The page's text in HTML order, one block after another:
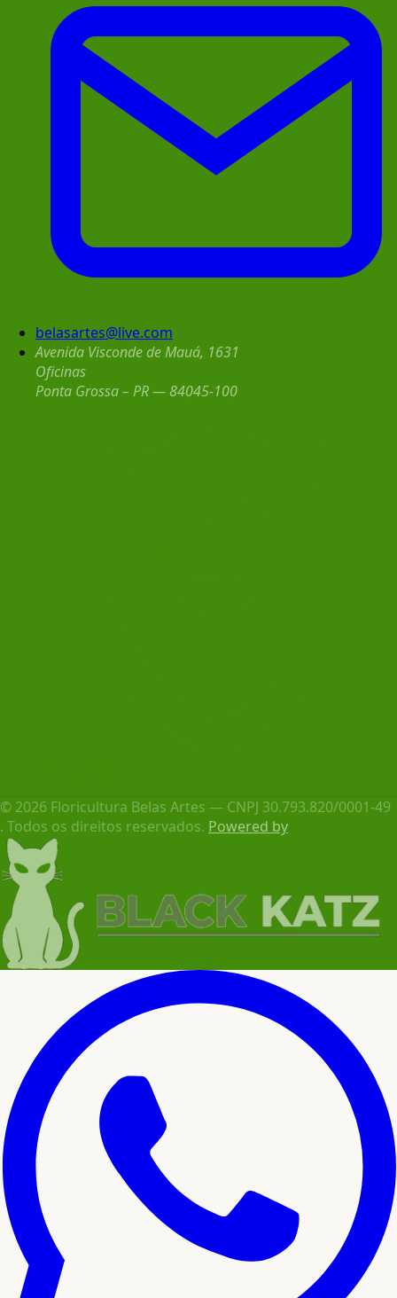
belasartes@live.com
Avenida Visconde de Mauá, 1631
Oficinas
Ponta Grossa – PR — 84045-100
© 2026 Floricultura Belas Artes — CNPJ 30.793.820/0001-49
. Todos os direitos reservados. Powered by